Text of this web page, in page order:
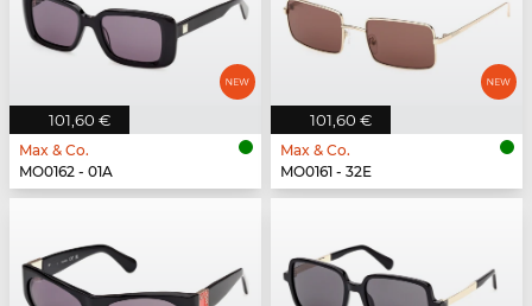
101,60 €
Max & Co.
MO0162 - 01A
101,60 €
Max & Co.
MO0161 - 32E